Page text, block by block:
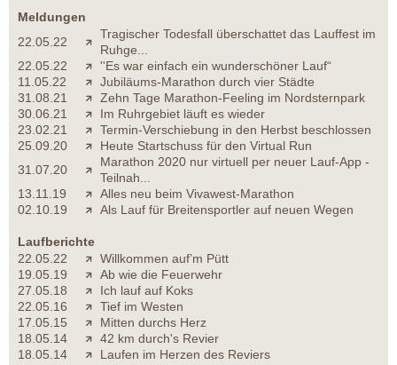
Meldungen
22.05.22
Tragischer Todesfall überschattet das Lauffest im
Ruhge...
22.05.22
''Es war einfach ein wunderschöner Lauf“
11.05.22
Jubiläums-Marathon durch vier Städte
31.08.21
Zehn Tage Marathon-Feeling im Nordsternpark
30.06.21
Im Ruhrgebiet läuft es wieder
23.02.21
Termin-Verschiebung in den Herbst beschlossen
25.09.20
Heute Startschuss für den Virtual Run
31.07.20
Marathon 2020 nur virtuell per neuer Lauf-App -
Teilnah...
13.11.19
Alles neu beim Vivawest-Marathon
02.10.19
Als Lauf für Breitensportler auf neuen Wegen
Laufberichte
22.05.22
Willkommen auf’m Pütt
19.05.19
Ab wie die Feuerwehr
27.05.18
Ich lauf auf Koks
22.05.16
Tief im Westen
17.05.15
Mitten durchs Herz
18.05.14
42 km durch's Revier
18.05.14
Laufen im Herzen des Reviers